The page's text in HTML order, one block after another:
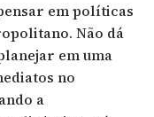
em políticas
Não dá
em uma
no
a